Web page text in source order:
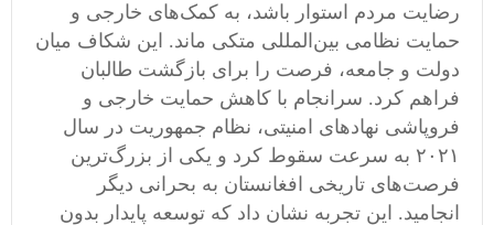
رضایت مردم استوار باشد، به کمک‌های خارجی و
حمایت نظامی بین‌المللی متکی ماند. این شکاف میان
دولت و جامعه، فرصت را برای بازگشت طالبان
فراهم کرد. سرانجام با کاهش حمایت خارجی و
فروپاشی نهادهای امنیتی، نظام جمهوریت در سال
۲۰۲۱ به سرعت سقوط کرد و یکی از بزرگ‌ترین
فرصت‌های تاریخی افغانستان به بحرانی دیگر
انجامید. این تجربه نشان داد که توسعه پایدار بدون